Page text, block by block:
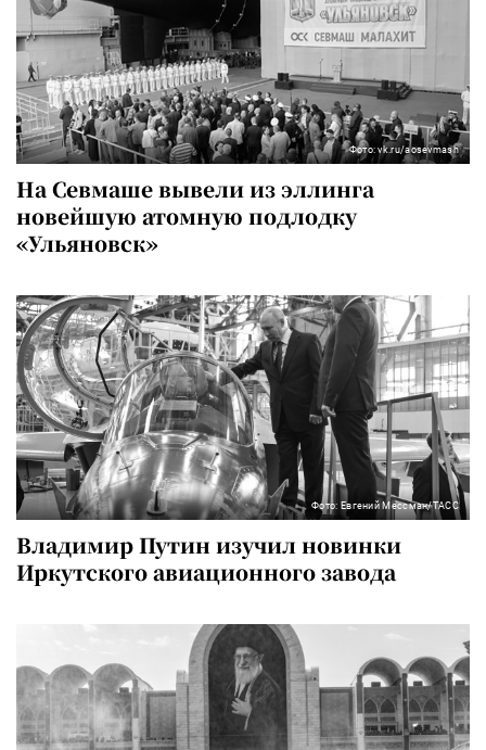
Фото: vk.ru/aosevmash
На Севмаше вывели из эллинга
новейшую атомную подлодку
«Ульяновск»
Фото: Евгений Мессман/ТАСС
Владимир Путин изучил новинки
Иркутского авиационного завода